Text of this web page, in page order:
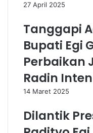
27 April 2025
Tanggapi
Bupati Egi
Perbaikan
Radin
14 Maret 2025
Dilantik